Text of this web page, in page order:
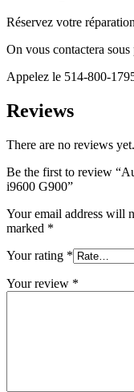
Réservez votre
On vous contactera
Appelez le 514-800-
Reviews
There are no reviews yet.
Be the first to review
i9600 G900”
Your email address will
marked *
Your rating *
Your review *